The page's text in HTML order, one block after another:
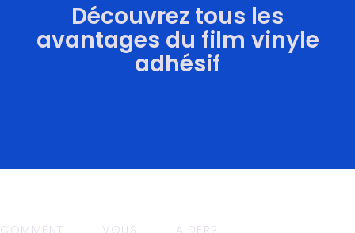
Découvrez tous les
avantages du film vinyle
adhésif